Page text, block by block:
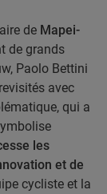
de Mapei-
de grands
Paolo Bettini
avec
qui a
les
et de
cycliste et la